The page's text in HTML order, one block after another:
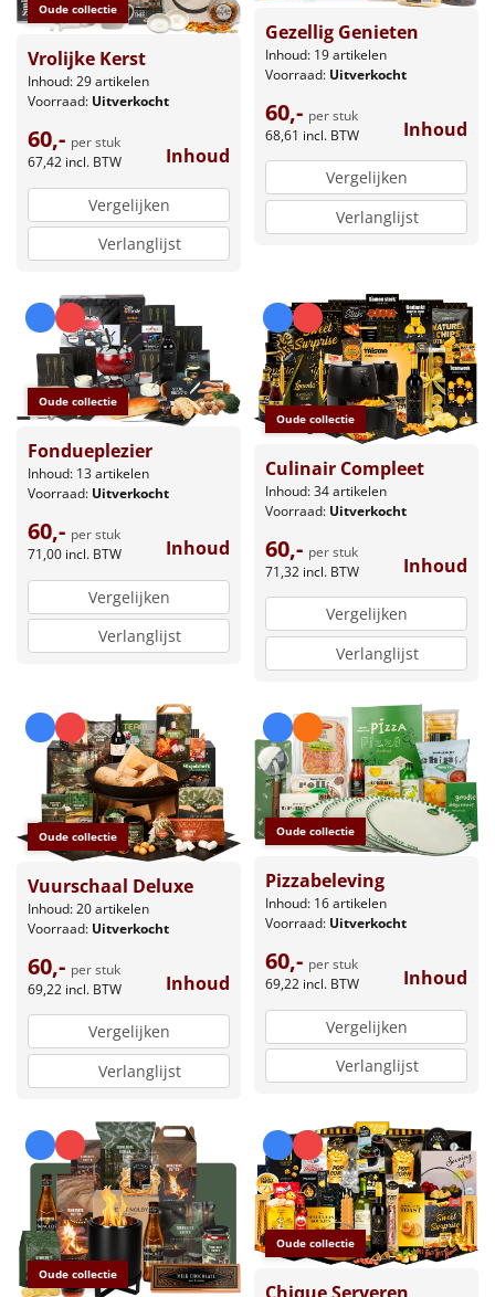
Oude collectie
Vrolijke Kerst
Inhoud: 29 artikelen
Voorraad: Uitverkocht
60,- per stuk
67,42 incl. BTW Inhoud
Vergelijken
Verlanglijst
Gezellig Genieten
Inhoud: 19 artikelen
Voorraad: Uitverkocht
60,- per stuk
68,61 incl. BTW Inhoud
Vergelijken
Verlanglijst
Oude collectie
Fondueplezier
Inhoud: 13 artikelen
Voorraad: Uitverkocht
60,- per stuk
71,00 incl. BTW Inhoud
Vergelijken
Verlanglijst
Oude collectie
Culinair Compleet
Inhoud: 34 artikelen
Voorraad: Uitverkocht
60,- per stuk
71,32 incl. BTW Inhoud
Vergelijken
Verlanglijst
Oude collectie
Vuurschaal Deluxe
Inhoud: 20 artikelen
Voorraad: Uitverkocht
60,- per stuk
69,22 incl. BTW Inhoud
Vergelijken
Verlanglijst
Oude collectie
Pizzabeleving
Inhoud: 16 artikelen
Voorraad: Uitverkocht
60,- per stuk
69,22 incl. BTW Inhoud
Vergelijken
Verlanglijst
Oude collectie
Oude collectie